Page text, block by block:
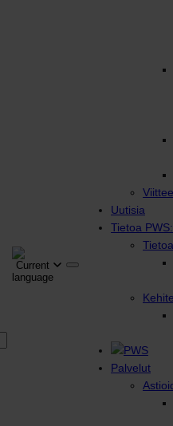
Uutisia
Tietoa
Palvelut